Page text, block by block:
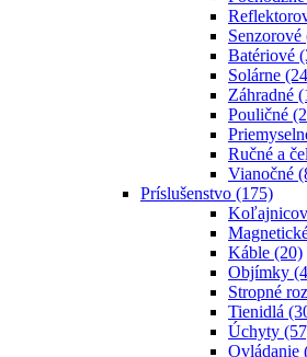
Senzorové
Batériové
Solárne
Záhradné
Pouličné
Ručné a
Vianočné
Príslušenstvo (175)
Káble (20)
Objímky
Stropné
Tienidlá
Úchyty
Ovládanie